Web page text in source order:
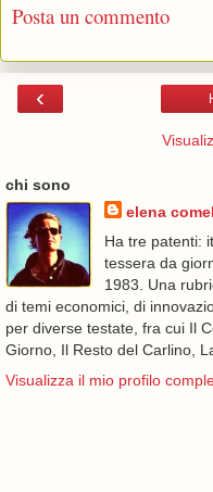
Posta un commento
‹
chi sono
elena
Ha tre patenti:
tessera da
1983. Una
di temi economici, di
per diverse testate, fra cui Il
Giorno, Il Resto del Carlino,
Visualizza il mio profilo